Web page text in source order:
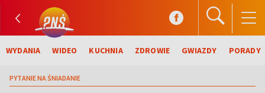
WYDANIA WIDEO KUCHNIA ZDROWIE GWIAZDY PORADY
PYTANIE NA ŚNIADANIE